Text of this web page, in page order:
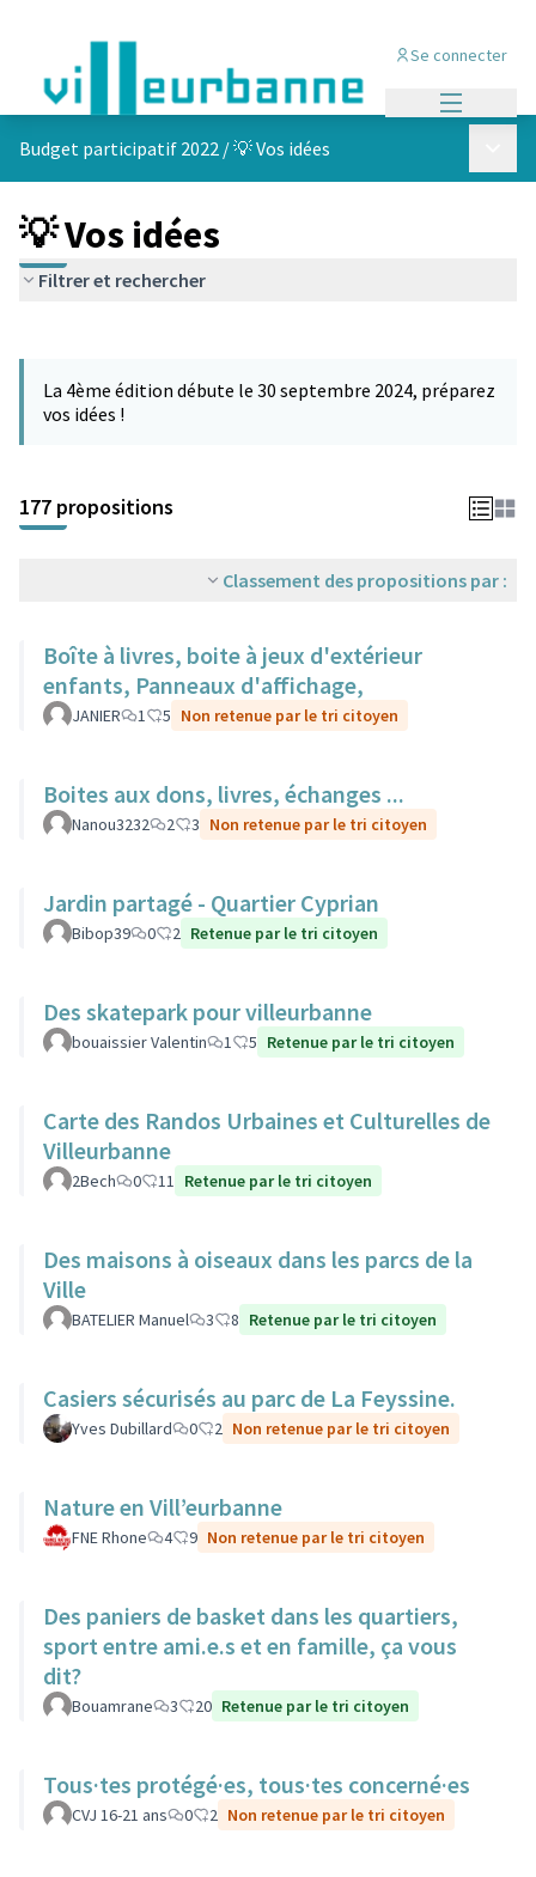
Se connecter
Budget participatif 2022 /💡 Vos idées
💡 Vos idées
Filtrer et rechercher
−
La 4ème édition débute le 30 septembre 2024, préparez
vos idées !
177 propositions
Classement des propositions par :
Boîte à livres, boite à jeux d'extérieur
enfants, Panneaux d'affichage,
JANIER 1 5 Non retenue par le tri citoyen
Boites aux dons, livres, échanges ...
Nanou3232 2 3 Non retenue par le tri citoyen
Jardin partagé - Quartier Cyprian
Bibop39 0 2 Retenue par le tri citoyen
Des skatepark pour villeurbanne
bouaissier Valentin 1 5 Retenue par le tri citoyen
Carte des Randos Urbaines et Culturelles de
Villeurbanne
2Bech 0 11 Retenue par le tri citoyen
Des maisons à oiseaux dans les parcs de la
Ville
BATELIER Manuel 3 8 Retenue par le tri citoyen
Casiers sécurisés au parc de La Feyssine.
Yves Dubillard 0 2 Non retenue par le tri citoyen
Nature en Vill’eurbanne
FNE Rhone 4 9 Non retenue par le tri citoyen
Des paniers de basket dans les quartiers,
sport entre ami.e.s et en famille, ça vous
dit?
Bouamrane 3 20 Retenue par le tri citoyen
Tous·tes protégé·es, tous·tes concerné·es
CVJ 16-21 ans 0 2 Non retenue par le tri citoyen